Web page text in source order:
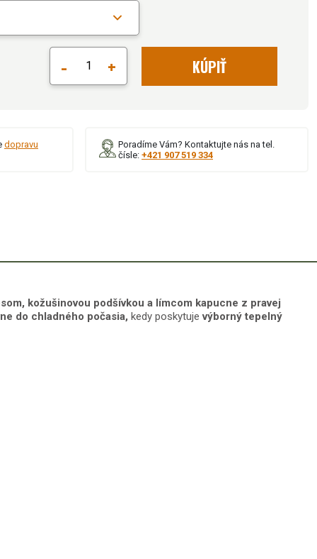
- + KÚPIŤ
dopravu
Poradíme Vám? Kontaktujte nás na tel.
čísle: +421 907 519 334
kožušinovou podšívkou a límcom kapucne z pravej
do chladného počasia, kedy poskytujevýborný tepelný